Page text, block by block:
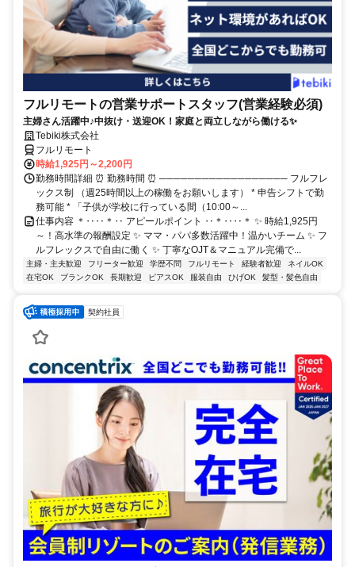
フルリモートの営業サポートスタッフ(営業経験必須)
主婦さん活躍中♪中抜け・送迎OK！家庭と両立しながら働ける✨
Tebiki株式会社
フルリモート
時給1,925円～2,200円
勤務時間詳細 ⏰ 勤務時間 ⏰ ────────────────── フルフレ
ックス制 （週25時間以上の稼働をお願いします） * 申告シフトで勤
務可能 * 「子供が学校に行っている間（10:00～...
仕事内容 ＊‥‥＊‥ アピールポイント ‥＊‥‥＊ ✨ 時給1,925円
～！高水準の報酬設定 ✨ ママ・パパ多数活躍中！温かいチーム ✨ フ
ルフレックスで自由に働く ✨ 丁寧なOJT＆マニュアル完備で...
主婦・主夫歓迎 フリーター歓迎 学歴不問 フルリモート 経験者歓迎
ネイルOK
在宅OK
ブランクOK 長期歓迎 ピアスOK 服装自由 ひげOK 髪型・髪色自由
契約社員